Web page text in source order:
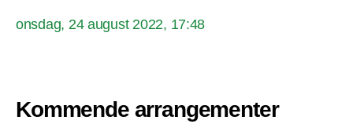
onsdag, 24 august 2022, 17:48
Kommende arrangementer